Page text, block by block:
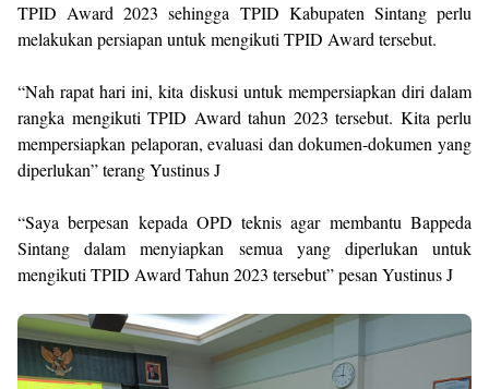
TPID Award 2023 sehingga TPID Kabupaten Sintang perlu
melakukan persiapan untuk mengikuti TPID Award tersebut.
“Nah rapat hari ini, kita diskusi untuk mempersiapkan diri dalam
rangka mengikuti TPID Award tahun 2023 tersebut. Kita perlu
mempersiapkan pelaporan, evaluasi dan dokumen-dokumen yang
diperlukan” terang Yustinus J
“Saya berpesan kepada OPD teknis agar membantu Bappeda
Sintang dalam menyiapkan semua yang diperlukan untuk
mengikuti TPID Award Tahun 2023 tersebut” pesan Yustinus J